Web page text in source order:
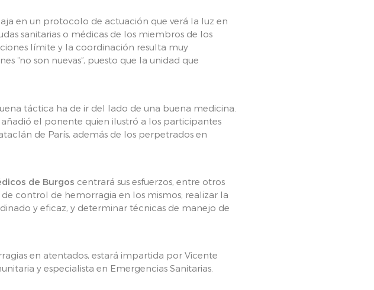
en un protocolo de actuación que verá la luz en
sanitarias o médicas de los miembros de los
límite y la coordinación resulta muy
“no son nuevas”, puesto que la unidad que
táctica ha de ir del lado de una buena medicina.
el ponente quien ilustró a los participantes
de París, además de los perpetrados en
de Burgos centrará sus esfuerzos, entre otros
control de hemorragia en los mismos; realizar la
y eficaz, y determinar técnicas de manejo de
en atentados, estará impartida por Vicente
y especialista en Emergencias Sanitarias.